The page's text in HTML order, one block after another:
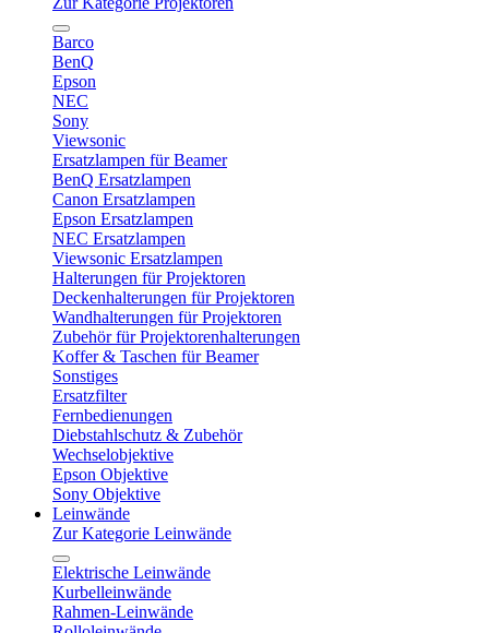
Barco
BenQ
Epson
NEC
Sony
Viewsonic
Ersatzlampen für Beamer
BenQ Ersatzlampen
Canon Ersatzlampen
Epson Ersatzlampen
NEC Ersatzlampen
Viewsonic Ersatzlampen
Halterungen für Projektoren
Deckenhalterungen für Projektoren
Wandhalterungen für Projektoren
Zubehör für Projektorenhalterungen
Koffer & Taschen für Beamer
Sonstiges
Ersatzfilter
Fernbedienungen
Diebstahlschutz & Zubehör
Wechselobjektive
Epson Objektive
Sony Objektive
Leinwände
Zur Kategorie Leinwände
Elektrische Leinwände
Kurbelleinwände
Rahmen-Leinwände